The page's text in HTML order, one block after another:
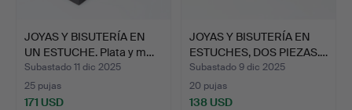
JOYAS Y BISUTERÍA EN
UN ESTUCHE. Plata y m…
Subastado 11 dic 2025
25 pujas
171 USD
JOYAS Y BISUTERÍA EN
ESTUCHES, DOS PIEZAS.…
Subastado 9 dic 2025
20 pujas
138 USD